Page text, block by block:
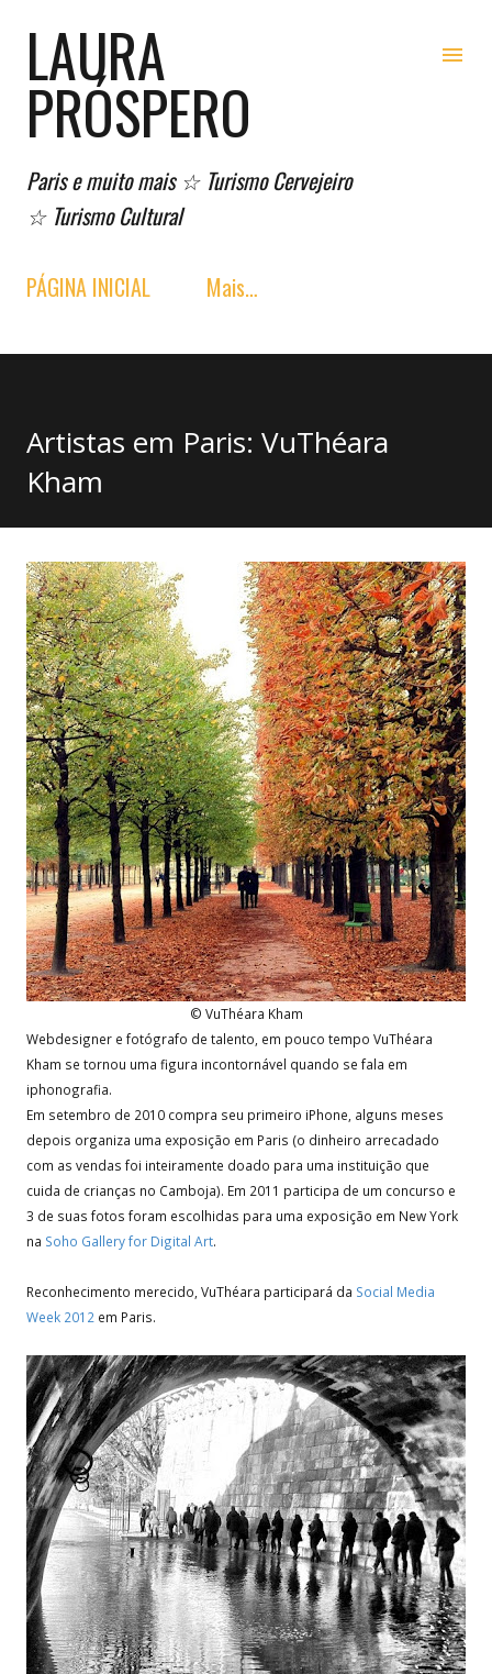
LAURA
PRÓSPERO
Paris e muito mais ☆ Turismo Cervejeiro
☆ Turismo Cultural
PÁGINA INICIAL Mais…
Artistas em Paris: VuThéara
Kham
© VuThéara Kham
Webdesigner e fotógrafo de talento, em pouco tempo VuThéara
Kham se tornou uma figura incontornável quando se fala em
iphonografia.
Em setembro de 2010 compra seu primeiro iPhone, alguns meses
depois organiza uma exposição em Paris (o dinheiro arrecadado
com as vendas foi inteiramente doado para uma instituição que
cuida de crianças no Camboja). Em 2011 participa de um concurso e
3 de suas fotos foram escolhidas para uma exposição em New York
na Soho Gallery for Digital Art.
Reconhecimento merecido, VuThéara participará da Social Media
Week 2012 em Paris.